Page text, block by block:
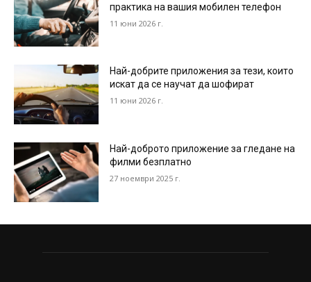
практика на вашия мобилен телефон
11 юни 2026 г.
Най-добрите приложения за тези, които
искат да се научат да шофират
11 юни 2026 г.
Най-доброто приложение за гледане на
филми безплатно
27 ноември 2025 г.